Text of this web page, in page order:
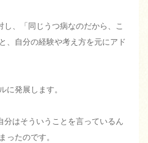
、「同じうつ病なのだから、こ
、自分の経験や考え方を元にアド
に発展します。
分はそういうことを言っているん
ったのです。